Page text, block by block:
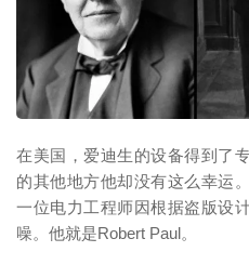
在美国，爱迪生的设备得到了
的其他地方他却没有这么幸运
一位电力工程师因根据盗版设
噪。他就是Robert Paul。